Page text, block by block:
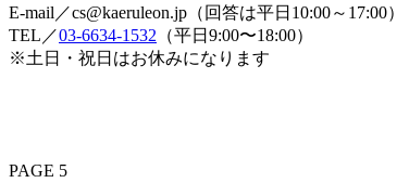
E-mail／cs@kaeruleon.jp（回答は平日10:00～17:00）
TEL／03-6634-1532 （平日9:00〜18:00）
※土日・祝日はお休みになります
PAGE 5